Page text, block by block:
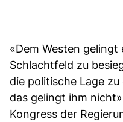
«Dem Westen gelingt
Schlachtfeld zu
die politische Lage
das gelingt ihm
Kongress der